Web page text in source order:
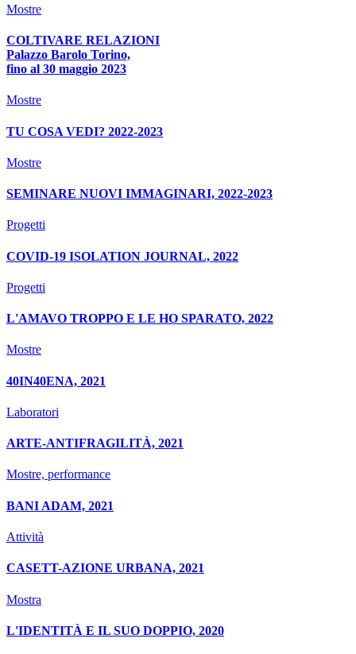
Mostre
COLTIVARE RELAZIONI
Palazzo Barolo Torino,
fino al 30 maggio 2023
Mostre
TU COSA VEDI? 2022-2023
Mostre
SEMINARE NUOVI IMMAGINARI, 2022-2023
Progetti
COVID-19 ISOLATION JOURNAL, 2022
Progetti
L'AMAVO TROPPO E LE HO SPARATO, 2022
Mostre
40IN40ENA, 2021
Laboratori
ARTE-ANTIFRAGILITÀ, 2021
Mostre, performance
BANI ADAM, 2021
Attività
CASETT-AZIONE URBANA, 2021
Mostra
L'IDENTITÀ E IL SUO DOPPIO, 2020